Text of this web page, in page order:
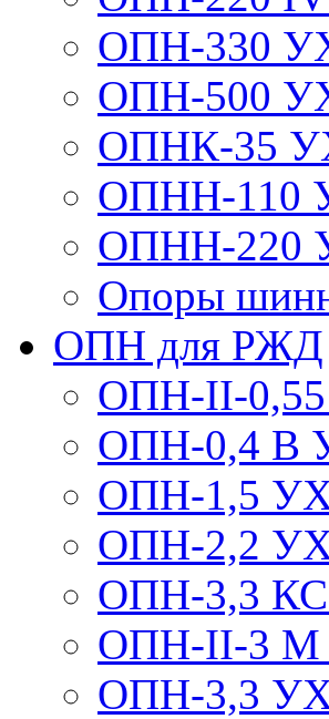
ОПН-330
ОПН-500
ОПНК-35
ОПНН-110
ОПНН-220
Опоры
ОПН для РЖД
ОПН-II-
ОПН-0,4 В
ОПН-1,5
ОПН-2,2
ОПН-3,3
ОПН-II-3 М
ОПН-3,3